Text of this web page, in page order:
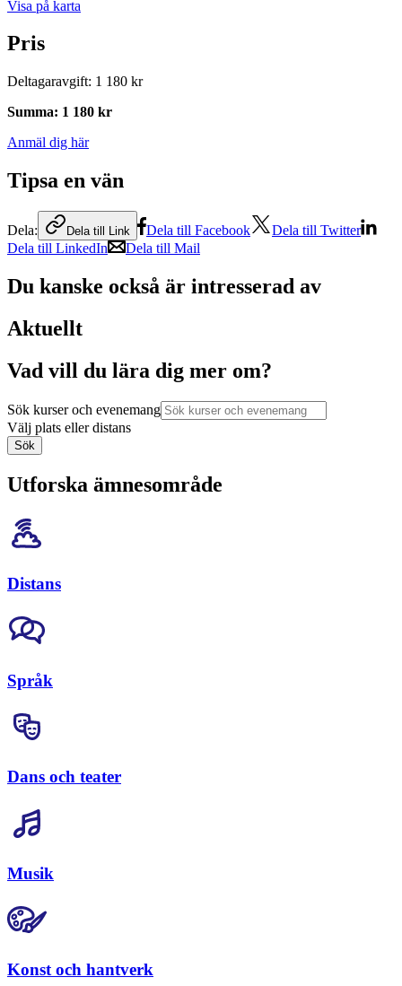
Visa på karta
Pris
Deltagaravgift: 1 180 kr
Summa: 1 180 kr
Anmäl dig här
Tipsa en vän
Dela: Dela till Link Dela till Facebook
Dela till Twitter
Dela till LinkedIn
Dela till Mail
Du kanske också är intresserad av
Aktuellt
Vad vill du lära dig mer om?
Sök kurser och evenemang
Välj plats eller distans
Sök
Utforska ämnesområde
Distans
Språk
Dans och teater
Musik
Konst och hantverk